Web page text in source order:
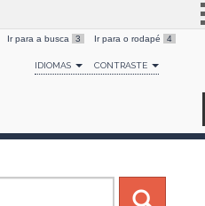
Simplifique!
Comunica BR
Canais
Ir para a busca 3 Ir para o rodapé 4
IDIOMAS CONTRASTE